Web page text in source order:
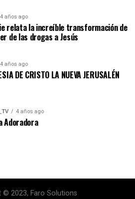
4 años ago
relata la increíble transformación de
de las drogas a Jesús
4 años ago
DE CRISTO LA NUEVA JERUSALÉN
4 años ago
Adoradora
© 2023, Faro Solutions